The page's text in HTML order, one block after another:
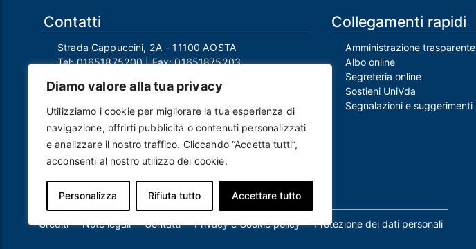
Diamo valore alla tua privacy
Utilizziamo i cookie per migliorare la tua esperienza di
navigazione, offrirti pubblicità o contenuti personalizzati
e analizzare il nostro traffico. Cliccando “Accetta tutti”,
acconsenti al nostro utilizzo dei cookie.
Personalizza Rifiuta tutto Accettare tutto
Contatti
Strada Cappuccini, 2A - 11100 AOSTA
Tel:01651875200| Fax:01651875203
Mail Responsabile Protezione dei Dati:
rpd@univda.it
Posta certificata:protocollo@pec.univda.it
P.IVA 01040890079 e C.F. 91041130070
Codice Univoco Ufficio: UF2EU2
Nome ufficio: Uff_eFatturaPA
Codice IPA: uvdau_ao
Collegamenti rapidi
Amministrazione trasparente
Albo online
Segreteria online
Sostieni UniVda
Segnalazioni e suggerimenti
Piè di pagina
Crediti Note legali Contatti Privacy e Cookie policy Protezione dei dati personali